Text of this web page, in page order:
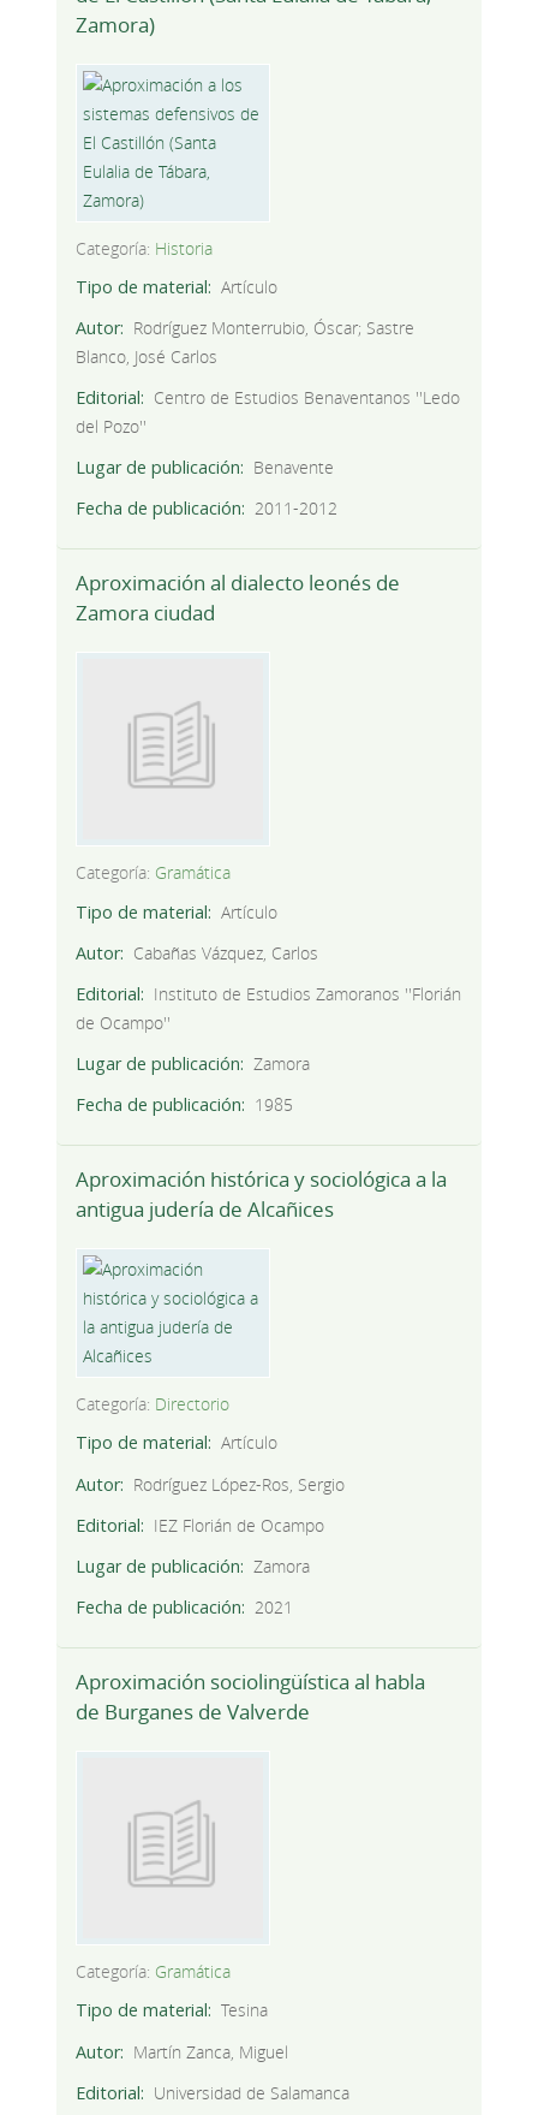
Zamora)
Categoría: Historia
Tipo de material
Artículo
Autor
Rodríguez Monterrubio, Óscar; Sastre
Blanco, José Carlos
Editorial
Centro de Estudios Benaventanos ''Ledo
del Pozo''
Lugar de publicación
Benavente
Fecha de publicación
2011-2012
Aproximación al dialecto leonés de
Zamora ciudad
Categoría: Gramática
Tipo de material
Artículo
Autor
Cabañas Vázquez, Carlos
Editorial
Instituto de Estudios Zamoranos ''Florián
de Ocampo''
Lugar de publicación
Zamora
Fecha de publicación
1985
Aproximación histórica y sociológica a la
antigua judería de Alcañices
Categoría: Directorio
Tipo de material
Artículo
Autor
Rodríguez López-Ros, Sergio
Editorial
IEZ Florián de Ocampo
Lugar de publicación
Zamora
Fecha de publicación
2021
Aproximación sociolingüística al habla
de Burganes de Valverde
Categoría: Gramática
Tipo de material
Tesina
Autor
Martín Zanca, Miguel
Editorial
Universidad de Salamanca